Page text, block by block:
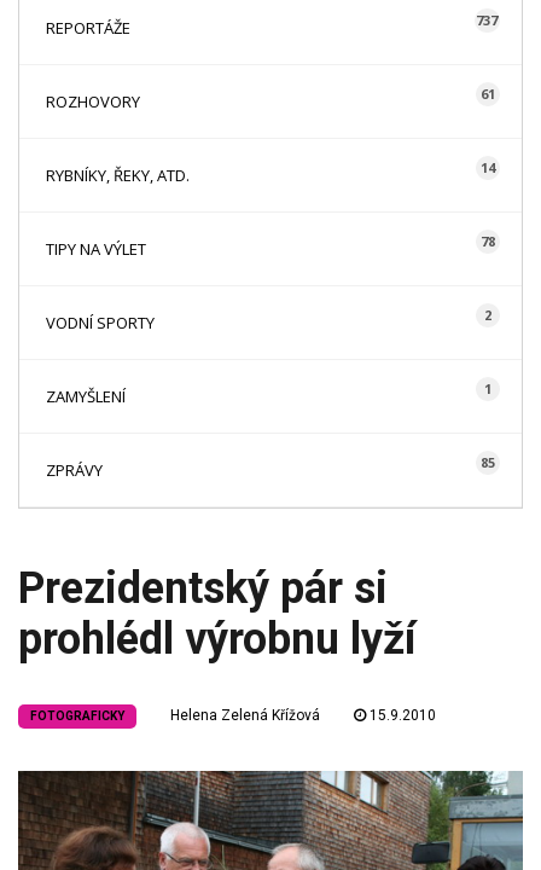
REPORTÁŽE 737
ROZHOVORY 61
RYBNÍKY, ŘEKY, ATD. 14
TIPY NA VÝLET 78
VODNÍ SPORTY 2
ZAMYŠLENÍ 1
ZPRÁVY 85
Prezidentský pár si
prohlédl výrobnu lyží
FOTOGRAFICKY Helena Zelená Křížová 15.9.2010